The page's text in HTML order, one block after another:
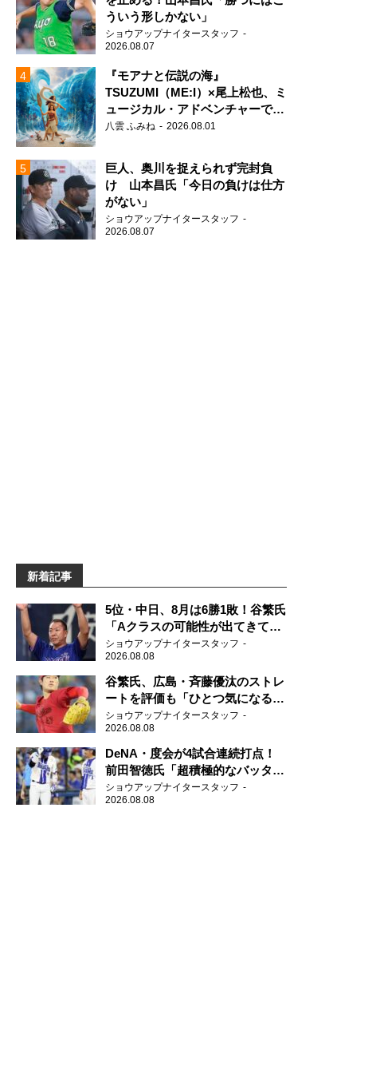
『ミニオンズ フィーバー』
ういう形しかない」
ショウアップナイタースタッフ
2026.08.07
『モアナと伝説の海』
TSUZUMI（ME:I）×尾上松也、ミ
ュージカル・アドベンチャーで美
声を響かせる
八雲 ふみね 2026.08.01
巨人、奥川を捉えられず完封負
け 山本昌氏「今日の負けは仕方
がない」
ショウアップナイタースタッフ
2026.08.07
新着記事
5位・中日、8月は6勝1敗！谷繁氏
「Aクラスの可能性が出てきてい
ますね」
ショウアップナイタースタッフ
2026.08.08
谷繁氏、広島・斉藤優汰のストレ
ートを評価も「ひとつ気になるこ
とが…」
ショウアップナイタースタッフ
2026.08.08
DeNA・度会が4試合連続打点！
前田智徳氏「超積極的なバッター
はチャンスに強い」
ショウアップナイタースタッフ
2026.08.08